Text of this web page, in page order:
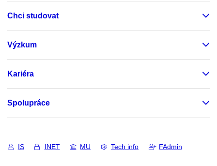
Chci studovat
Výzkum
Kariéra
Spolupráce
IS INET MU Tech info FAdmin